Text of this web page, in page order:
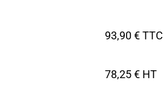
93,90 € TTC
78,25 € HT